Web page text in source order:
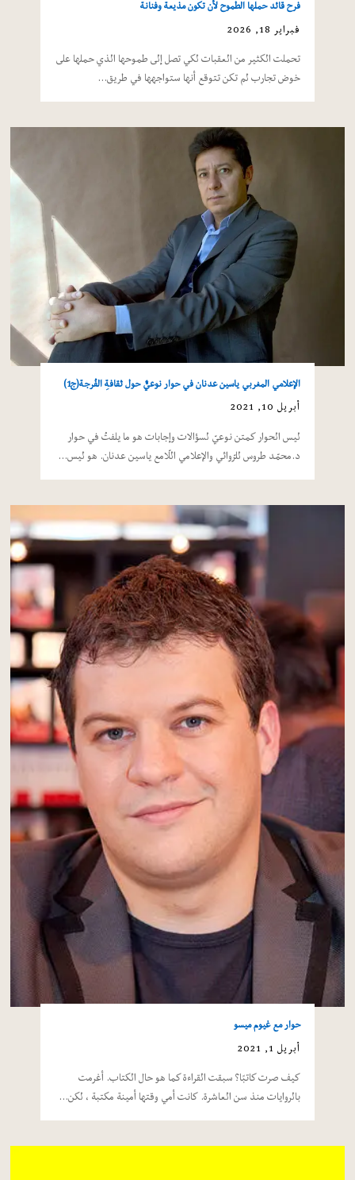
فرح قائد حملها الطموح لأن تكون مذيعة وفنانة
فبراير 18, 2026
تحملت الكثير من العقبات لكي تصل إلى طموحها الذي حملها على
خوض تجارب لم تكن تتوقع أنها ستواجهها في طريق…
الإعلامي المغربي ياسين عدنان في حوار نوعيٌّ حول ثقافةِ الفُرجة(ج1)
أبريل 10, 2021
ليس الحوار كمتن نوعيّ لسؤالات وإجابات هو ما يلفتُ في حوار
د.محمّد طروس للرّوائي والإعلامي اللّامع ياسين عدنان. هو ليس…
حوار مع غيوم ميسو
أبريل 1, 2021
كيف صرت كاتبًا؟ سبقت القراءة كما هو حال الكتاب. أغرمت
بالروايات منذ سن العاشرة. كانت أمي وقتها أمينة مكتبة ، لكن…